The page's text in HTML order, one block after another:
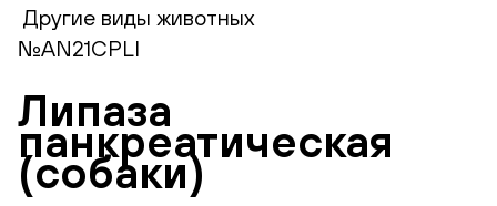
Другие виды животных
№AN21CPLI
Липаза
панкреатическая
(собаки)